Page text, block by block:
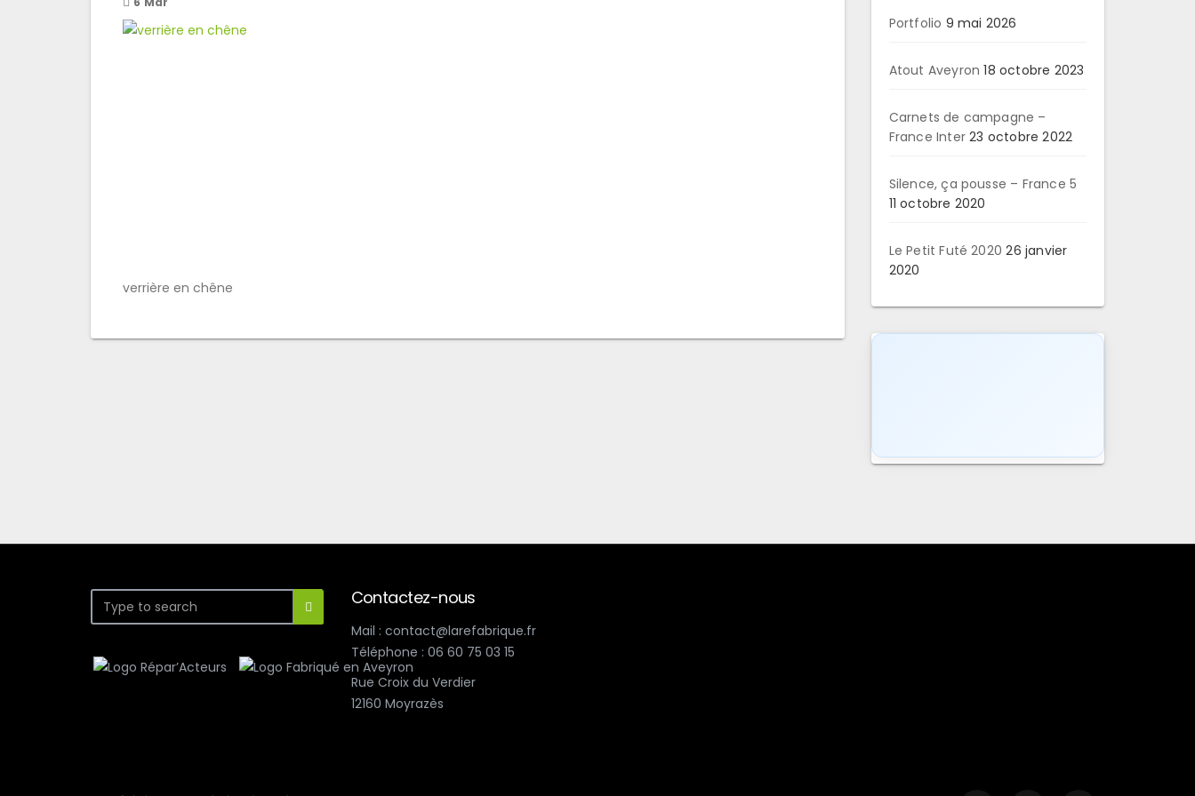
verrière en chêne
Portfolio 9 mai 2026
Atout Aveyron 18 octobre 2023
Carnets de campagne –
France Inter 23 octobre 2022
Silence, ça pousse – France 5
11 octobre 2020
Le Petit Futé 2020 26 janvier
2020
Contactez-nous
Mail : contact@larefabrique.fr
Téléphone : 06 60 75 03 15
Rue Croix du Verdier
12160 Moyrazès